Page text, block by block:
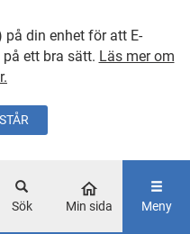
på din enhet för att E-
ett bra sätt. Läs mer om
GÅ DIREKT TILL
Sök Min sida Meny